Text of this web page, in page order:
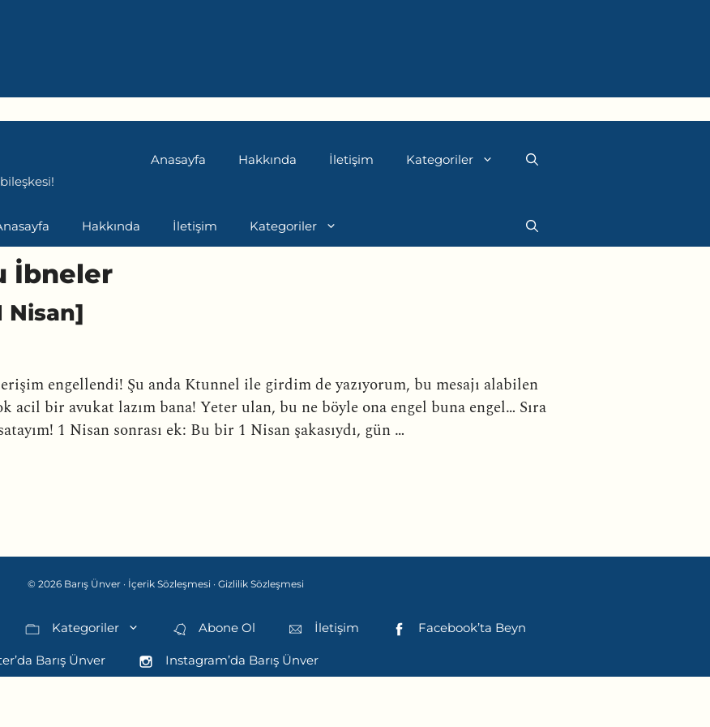
Anasayfa Hakkında İletişim Kategoriler
Hakkında İletişim Kategoriler
İbneler
Nisan]
engellendi! Şu anda Ktunnel ile girdim de yazıyorum, bu mesajı alabilen
bir avukat lazım bana! Yeter ulan, bu ne böyle ona engel buna engel… Sıra
1 Nisan sonrası ek: Bu bir 1 Nisan şakasıydı, gün …
© 2026 Barış Ünver · İçerik Sözleşmesi · Gizlilik Sözleşmesi
Kategoriler Abone Ol İletişim Facebook’ta Beyn
Barış Ünver Instagram’da Barış Ünver